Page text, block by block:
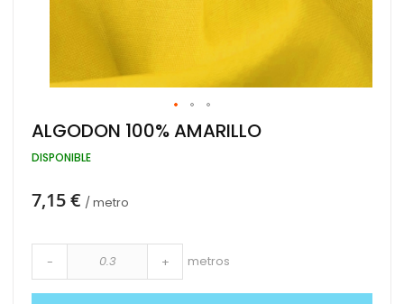
Saltar
al
comienzo
galería
ALGODON 100% AMARILLO
DISPONIBLE
7,15 € / metro
- + metros